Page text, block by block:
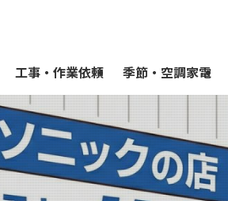
工事・作業依頼 季節・空調家電